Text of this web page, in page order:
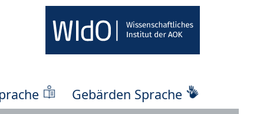
Gebärden Sprache